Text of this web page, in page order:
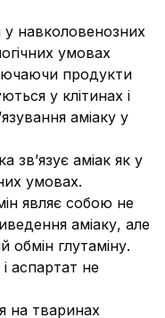
у навколовенозних
умовах
продукти
у клітинах і
аміаку у
зв’язує аміак як у
умовах.
являє собою не
аміаку, але
обмін глутаміну.
і аспартат не
на тваринах